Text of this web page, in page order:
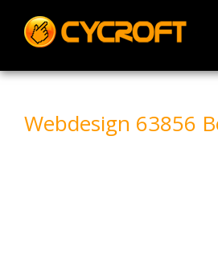
content
Webdesign 63856